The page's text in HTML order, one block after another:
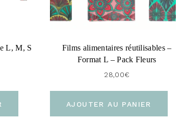
L, M, S
Films alimentaires réutilisables –
Format L – Pack Fleurs
28,00€
AJOUTER AU PANIER